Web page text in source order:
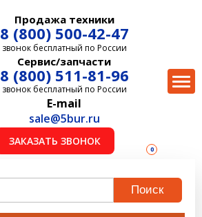
Продажа техники
8 (800) 500-42-47
звонок бесплатный по России
Сервис/запчасти
8 (800) 511-81-96
звонок бесплатный по России
E-mail
sale@5bur.ru
ЗАКАЗАТЬ ЗВОНОК
0
Поиск